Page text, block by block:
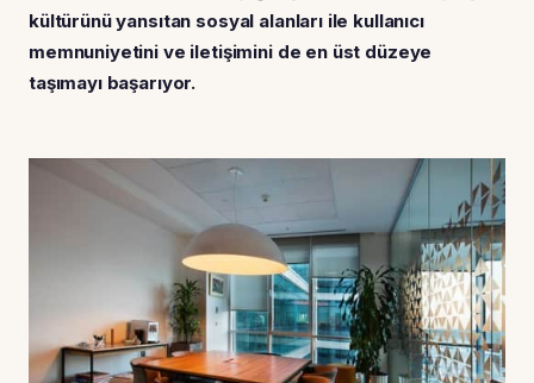
kültürünü yansıtan sosyal alanları ile kullanıcı
memnuniyetini ve iletişimini de en üst düzeye
taşımayı başarıyor.